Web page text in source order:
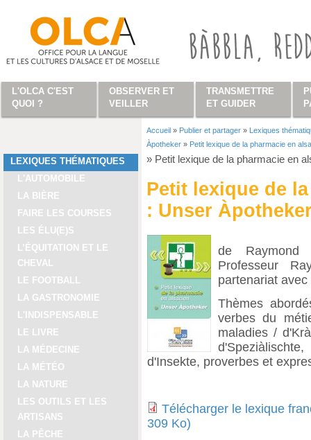
LEXIQUES THÉMATIQUES
L'AUTOMOBILE
LA BIÈRE
FAIRE LES COURSES
LES ÉLU(E)S
L’ÉQUITATION ET LE
CHEVAL
LE FOOTBALL
LA GASTRONOMIE
L'INDISPENSABLE
LE LIVRE
LA MÉDECINE
LA MÉTÉO
LA NATURE
LES OUTILS ET LES
ARTISANS
LA PÊCHE
Vous êtes ici
Accueil » Publier et partager » Lexiques
Àpotheker » Petit lexique de la pharmacie en
» Petit lexique de la pharmacie en
Petit lexique de
: Unser
de
Professeur
partenariat
Thèmes
verbes du
maladies /
d'Insekte, proverbes et
Télécharger le lexique
309 Ko)
L'OLCA C'EST
QUOI ?
OBSERVER ET
VEILLER
TRANSMETTRE
ET GUIDER